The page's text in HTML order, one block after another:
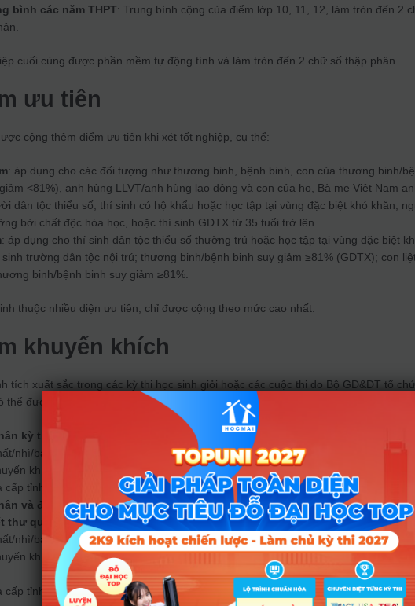
bình các năm THPT: Trung bình cộng của điểm lớp 10, 11, 12, làm tròn đến 2
cuối cùng được phần mềm tự động tính và làm tròn đến 2 chữ số thập phân.
ưu tiên
cộng thêm điểm ưu tiên khi xét tốt nghiệp, cụ thể:
: áp dụng cho các đối tượng như thương binh, bệnh binh, con của thương binh/
<81%), anh hùng LLVT/anh hùng lao động và con của họ, Bà mẹ Việt Nam
dân tộc thiểu số, thí sinh có hộ khẩu hoặc học tập tại vùng đặc biệt khó khăn,
bởi chất độc hóa học, hoặc thí sinh GDTX từ 35 tuổi trở lên.
: áp dụng cho thí sinh dân tộc thiểu số thường trú hoặc học tập tại vùng đặc biệt
sinh trường dân tộc nội trú; thương binh/bệnh binh suy giảm ≥81% (GDTX); con
binh/bệnh binh suy giảm ≥81%.
thuộc nhiều diện ưu tiên, chỉ được cộng theo mức cao nhất.
khuyến khích
tích xuất sắc trong các kỳ thi học sinh giỏi hoặc các cuộc thi do Bộ GD&ĐT tổ
thể được cộng điểm khuyến khích:
kỳ thi học sinh giỏi lớp 12
nhì/ba cấp quốc gia hoặc giải nhất cấp tỉnh:2,0 điểm
khích cấp quốc gia hoặc giải nhì cấp tỉnh:1,5 điểm
cấp tỉnh:
và đồng đội trong các kỳ thi thực hành, văn nghệ, thể thao, khoa học kỹ
thư quốc tế:
nhì/ba quốc gia, giải nhất cấp tỉnh hoặc Huy chương vàng:2,0 điểm
khích quốc gia, giải nhì cấp tỉnh, giải tư cấp quốc gia hoặc Huy chương bạc:
cấp tỉnh hoặc Huy chương đồng:1,0 điểm